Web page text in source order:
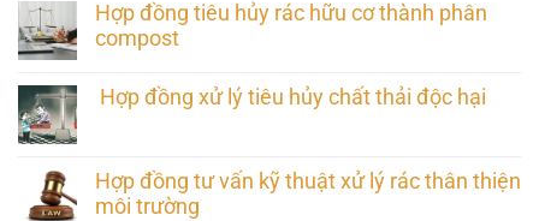
Hợp đồng tiêu hủy rác hữu cơ thành phân
compost
Hợp đồng xử lý tiêu hủy chất thải độc hại
Hợp đồng tư vấn kỹ thuật xử lý rác thân thiện
môi trường